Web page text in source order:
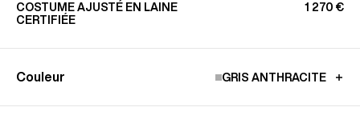
COSTUME AJUSTÉ EN LAINE
CERTIFIÉE
1 270 €
Couleur GRIS ANTHRACITE